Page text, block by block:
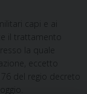
capi e ai
il trattamento
la quale
eccetto
del regio decreto